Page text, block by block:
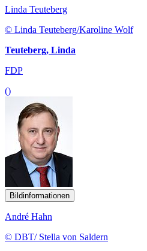
Linda Teuteberg
© Linda Teuteberg/Karoline Wolf
Teuteberg, Linda
FDP
()
Bildinformationen
André Hahn
© DBT/ Stella von Saldern